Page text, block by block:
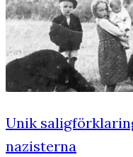
Unik
nazisterna